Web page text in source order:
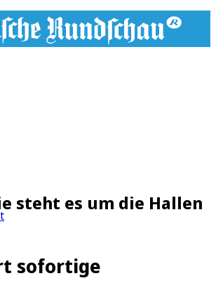
steht es um die Hallen
sofortige